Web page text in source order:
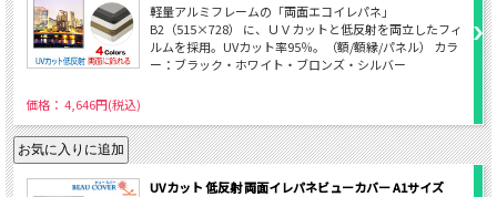
軽量アルミフレームの「両面エコイレパネ」
B2（515×728） に、ＵＶカットと低反射を両立したフィ
ルムを採用。UVカット率95％。（額/額縁/パネル） カラ
ー：ブラック・ホワイト・ブロンズ・シルバー
価格： 4,646円(税込)
UVカット 低反射 両面イレパネビューカバー A1サイズ